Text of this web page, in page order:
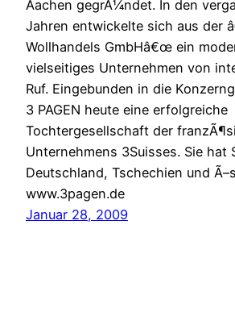
Aachen gegrÃ¼ndet. In den
Jahren entwickelte sich aus der
Wollhandels GmbHâ€œ ein
vielseitiges Unternehmen von
Ruf. Eingebunden in die
3 PAGEN heute eine erfolgreiche
Tochtergesellschaft der
Unternehmens 3Suisses. Sie hat
Deutschland, Tschechien und
www.3pagen.de
Januar 28, 2009